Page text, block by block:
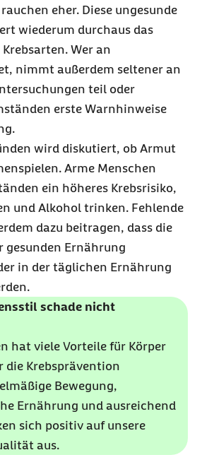
eher. Diese ungesunde
wiederum durchaus das
Wer an
nimmt außerdem seltener an
teil oder
erste Warnhinweise
wird diskutiert, ob Armut
Arme Menschen
ein höheres Krebsrisiko,
und Alkohol trinken. Fehlende
dazu beitragen, dass die
gesunden Ernährung
in der täglichen Ernährung
schade nicht
hat viele Vorteile für Körper
die Krebsprävention
Bewegung,
Ernährung und ausreichend
sich positiv auf unsere
aus.